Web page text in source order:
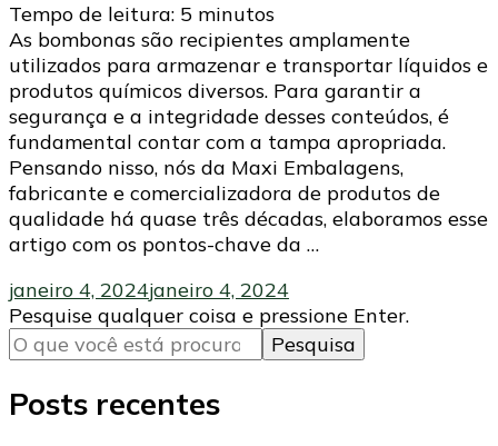
Tempo de leitura: 5 minutos
As bombonas são recipientes amplamente
utilizados para armazenar e transportar líquidos e
produtos químicos diversos. Para garantir a
segurança e a integridade desses conteúdos, é
fundamental contar com a tampa apropriada.
Pensando nisso, nós da Maxi Embalagens,
fabricante e comercializadora de produtos de
qualidade há quase três décadas, elaboramos esse
artigo com os pontos-chave da …
janeiro 4, 2024janeiro 4, 2024
Procurando
algo?
Pesquise qualquer coisa e pressione Enter.
Posts recentes